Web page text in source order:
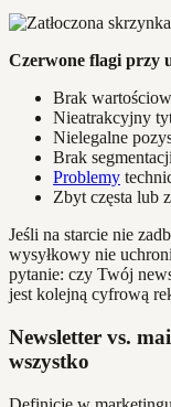
Czerwone flagi przy
Brak
Nieatrakcyjny
Nielegalne
Brak
Problemy
Zbyt częsta lub
Jeśli na starcie nie
wysyłkowy nie
pytanie: czy Twój
jest kolejną cyfrową
Newsletter vs.
wszystko